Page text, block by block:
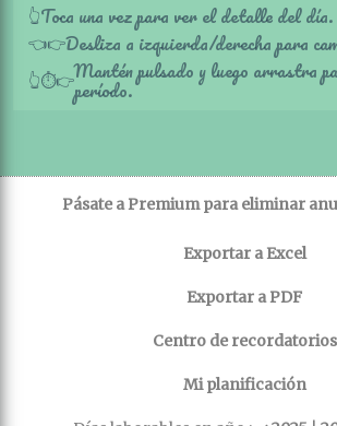
👆Toca una vez para ver el detalle del día.
👈👉Desliza a izquierda/derecha para
👆⏱️👉Mantén pulsado y luego arrastra
período.
Pásate a Premium para eliminar
Exportar a Excel
Exportar a PDF
Centro de recordatorios
Mi planificación